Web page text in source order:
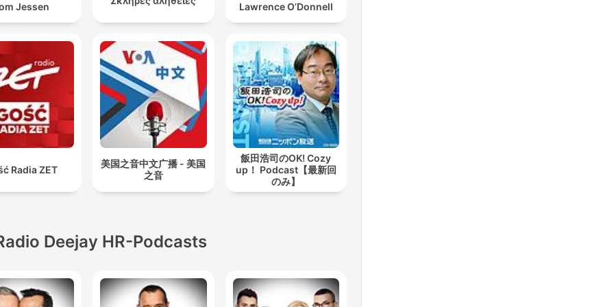
Jessen
Lawrence O’Donnell
Radia ZET
美国之音中文广播 - 美国
之音
飯田浩司のOK! Cozy
up！ Podcast【最新回
のみ】
Deejay HR-Podcasts